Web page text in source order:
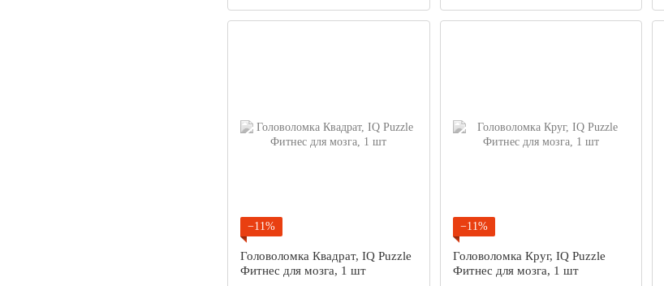
−11%
Головоломка Квадрат, IQ Puzzle
Фитнес для мозга, 1 шт
−11%
Головоломка Круг, IQ Puzzle
Фитнес для мозга, 1 шт